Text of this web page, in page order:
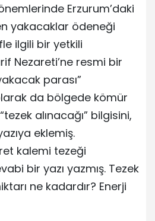
Erzurum’daki
yakacaklar ödeneği
ilgili bir yetkili
Nezareti’ne resmi bir
parası”
da bölgede kömür
alınacağı” bilgisini,
eklemiş.
kalemi tezeği
bir yazı yazmış. Tezek
ne kadardır? Enerji